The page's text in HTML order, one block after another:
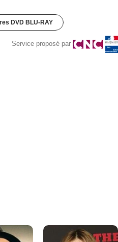
DVD BLU-RAY
Service proposé par